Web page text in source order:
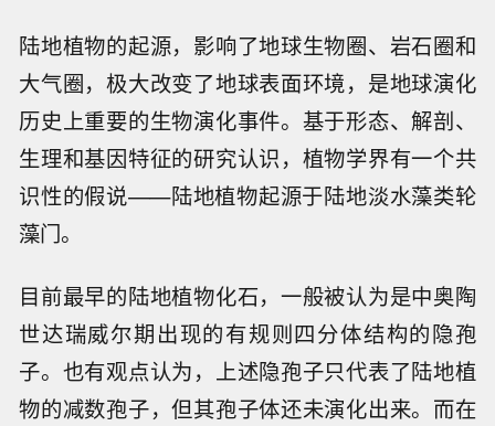
陆地植物的起源，影响了地球生物圈、岩石圈和
大气圈，极大改变了地球表面环境，是地球演化
历史上重要的生物演化事件。基于形态、解剖、
生理和基因特征的研究认识，植物学界有一个共
识性的假说——陆地植物起源于陆地淡水藻类轮
藻门。
目前最早的陆地植物化石，一般被认为是中奥陶
世达瑞威尔期出现的有规则四分体结构的隐孢
子。也有观点认为，上述隐孢子只代表了陆地植
物的减数孢子，但其孢子体还未演化出来。而在